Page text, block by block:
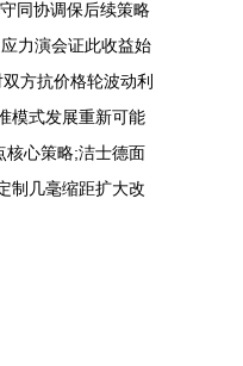
同协调保后续策略
力演会证此收益始
方抗价格轮波动利
模式发展重新可能
核心策略;洁士德面
制几毫缩距扩大改